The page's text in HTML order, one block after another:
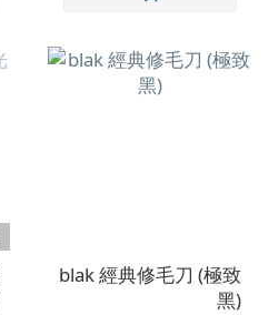
blak 經典修毛刀 (極致
黑)